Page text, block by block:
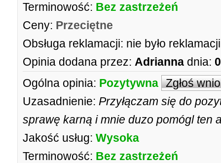
Terminowość: Bez zastrzeżeń
Ceny: Przeciętne
Obsługa reklamacji: nie było reklamacji
Opinia dodana przez: Adrianna dnia:
Ogólna opinia: Pozytywna Zgłoś
Uzasadnienie: Przyłączam się do
sprawę karną i mnie duzo pomógl ten
Jakość usług: Wysoka
Terminowość: Bez zastrzeżeń